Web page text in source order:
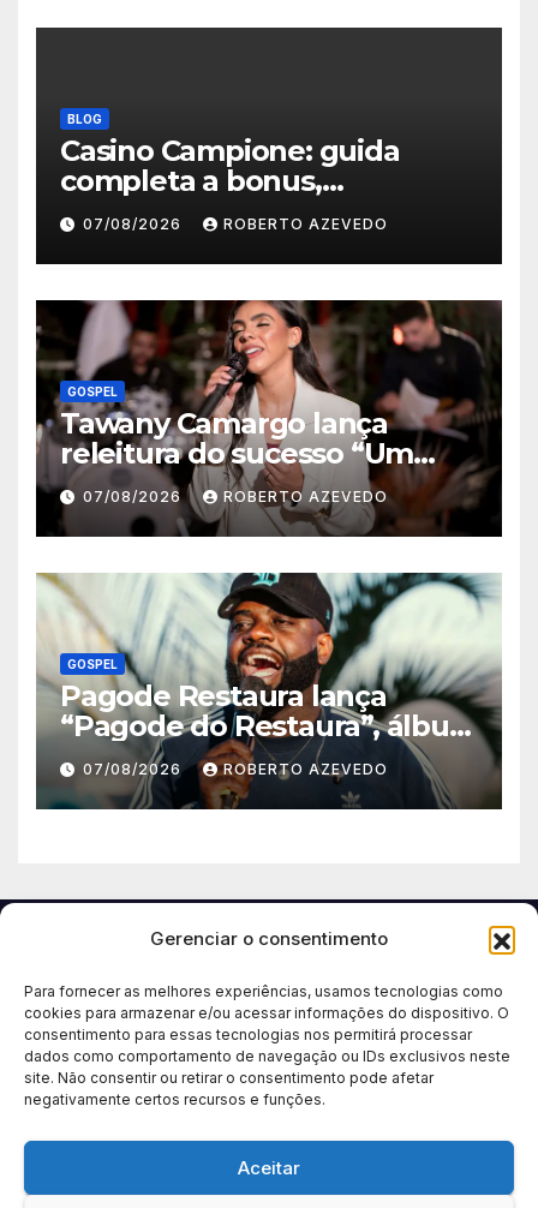
Gerenciar o consentimento
Para fornecer as melhores experiências, usamos tecnologias como
cookies para armazenar e/ou acessar informações do dispositivo. O
consentimento para essas tecnologias nos permitirá processar
dados como comportamento de navegação ou IDs exclusivos neste
site. Não consentir ou retirar o consentimento pode afetar
negativamente certos recursos e funções.
Aceitar
BLOG
Casino Campione: guida
completa a bonus,
registrazione, pagamenti e
app mobile
07/08/2026 ROBERTO AZEVEDO
GOSPEL
Tawany Camargo lança
releitura do sucesso “Um
Novo Dia” pela Louvor Eterno
07/08/2026 ROBERTO AZEVEDO
GOSPEL
Pagode Restaura lança
“Pagode do Restaura”, álbum
gravado ao vivo em
Madureira (RJ)
07/08/2026 ROBERTO AZEVEDO